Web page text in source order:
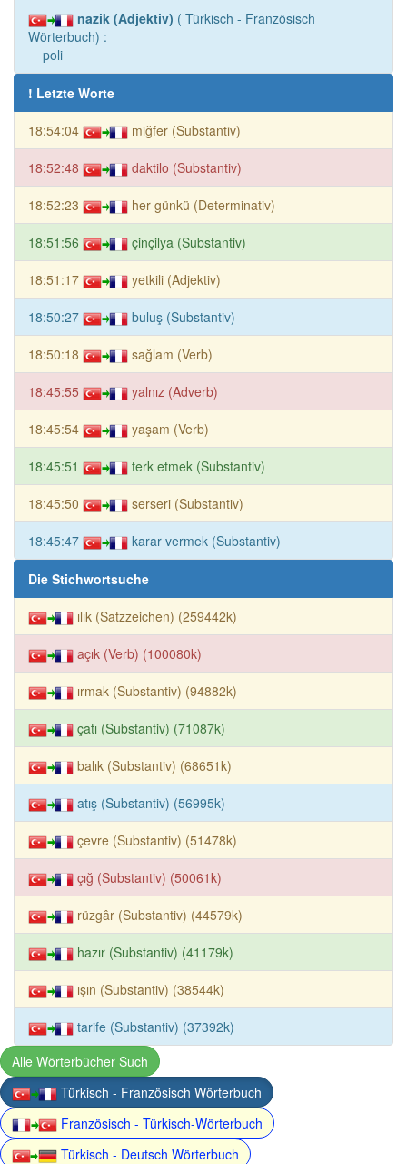
nazik (Adjektiv) ( Türkisch - Französisch
Wörterbuch) :
poli
! Letzte Worte
18:54:04 miğfer (Substantiv)
18:52:48 daktilo (Substantiv)
18:52:23 her günkü (Determinativ)
18:51:56 çinçilya (Substantiv)
18:51:17 yetkili (Adjektiv)
18:50:27 buluş (Substantiv)
18:50:18 sağlam (Verb)
18:45:55 yalnız (Adverb)
18:45:54 yaşam (Verb)
18:45:51 terk etmek (Substantiv)
18:45:50 serseri (Substantiv)
18:45:47 karar vermek (Substantiv)
Die Stichwortsuche
ılık (Satzzeichen) (259442k)
açık (Verb) (100080k)
ırmak (Substantiv) (94882k)
çatı (Substantiv) (71087k)
balık (Substantiv) (68651k)
atış (Substantiv) (56995k)
çevre (Substantiv) (51478k)
çığ (Substantiv) (50061k)
rüzgâr (Substantiv) (44579k)
hazır (Substantiv) (41179k)
ışın (Substantiv) (38544k)
tarife (Substantiv) (37392k)
Alle Wörterbücher Such
Türkisch - Französisch Wörterbuch
Französisch - Türkisch-Wörterbuch
Türkisch - Deutsch Wörterbuch